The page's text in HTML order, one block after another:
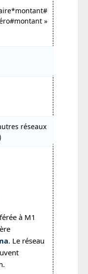
»
réseaux
à M1
. Le réseau